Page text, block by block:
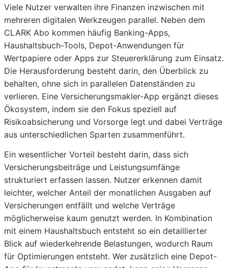
Viele Nutzer verwalten ihre Finanzen inzwischen mit
mehreren digitalen Werkzeugen parallel. Neben dem
CLARK Abo kommen häufig Banking-Apps,
Haushaltsbuch-Tools, Depot-Anwendungen für
Wertpapiere oder Apps zur Steuererklärung zum Einsatz.
Die Herausforderung besteht darin, den Überblick zu
behalten, ohne sich in parallelen Datenständen zu
verlieren. Eine Versicherungsmakler-App ergänzt dieses
Ökosystem, indem sie den Fokus speziell auf
Risikoabsicherung und Vorsorge legt und dabei Verträge
aus unterschiedlichen Sparten zusammenführt.
Ein wesentlicher Vorteil besteht darin, dass sich
Versicherungsbeiträge und Leistungsumfänge
strukturiert erfassen lassen. Nutzer erkennen damit
leichter, welcher Anteil der monatlichen Ausgaben auf
Versicherungen entfällt und welche Verträge
möglicherweise kaum genutzt werden. In Kombination
mit einem Haushaltsbuch entsteht so ein detaillierter
Blick auf wiederkehrende Belastungen, wodurch Raum
für Optimierungen entsteht. Wer zusätzlich eine Depot-